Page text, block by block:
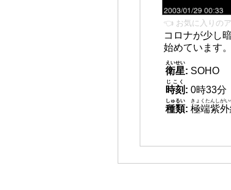
👈 お気に入りの
コロナが少し
始めています。
衛星
えいせい
: SOHO
時刻
じこく
: 0時33分
種類
しゅるい
: 極端紫外
きょくたんしがい